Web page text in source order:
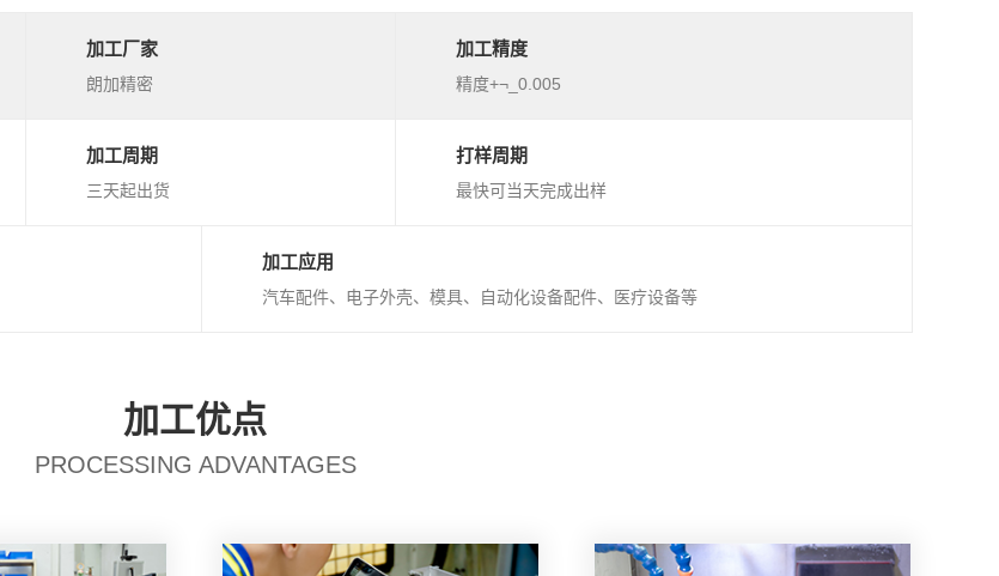
加工厂家
朗加精密
加工精度
精度+¬_0.005
加工周期
三天起出货
打样周期
最快可当天完成出样
加工应用
汽车配件、电子外壳、模具、自动化设备配件、医疗设备等
加工优点
PROCESSING ADVANTAGES